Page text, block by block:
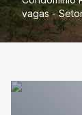
vagas -